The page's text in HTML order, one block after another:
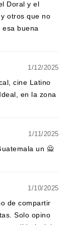
Doral y el
otros que no
esa buena
1/12/2025
cine Latino
en la zona
1/11/2025
un 🙅
1/10/2025
de compartir
Solo opino